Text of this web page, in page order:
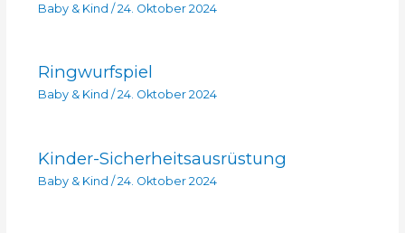
Baby & Kind /24. Oktober 2024
Ringwurfspiel
Baby & Kind / 24. Oktober 2024
Kinder-Sicherheitsausrüstung
Baby & Kind / 24. Oktober 2024